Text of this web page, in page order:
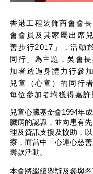
香港工程裝飾商會會
會會員及其家屬出席
善步行2017」，活動
同行」為主題，吳會
加者透過身體力行參
兒童（心童）的同行
每位參加者均獲得嘉許
兒童心臟基金會1994年
臟病的認識，並向患有
理及資訊支援及協助，
療，而當中「心連心慈
籌款活動。
本會將繼續舉辦及參與